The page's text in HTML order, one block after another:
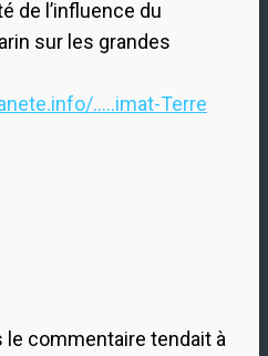
de l’influence du
sur les grandes
.....imat-Terre
commentaire tendait à